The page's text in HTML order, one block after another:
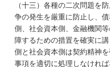
（十三）各種の二次問題を
争の発生を厳重に防止し、
側、社会資本側、金融機関
障するための措置を確実に
側と社会資本側は契約精神
事項を適切に処理しなけれ